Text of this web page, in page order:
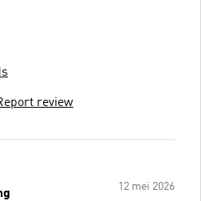
review
12 mei 2026